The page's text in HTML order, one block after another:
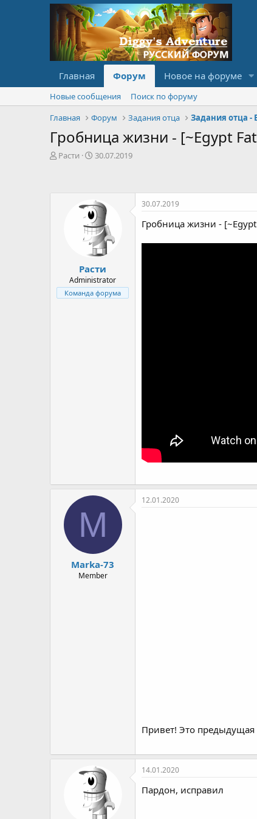
Главная Форум Новое на форуме
Новые сообщения
Поиск по форуму
Главная
Форум Задания отца Задания отца -
Гробница жизни - [~Egypt
А
Расти
Д
с
о
з
д
а
н
я
30.07.2019
Расти
Administrator
Команда форума
30.07.2019
Гробница жизни -
M
Marka-73
Member
12.01.2020
Привет! Это
14.01.2020
Пардон, исправил